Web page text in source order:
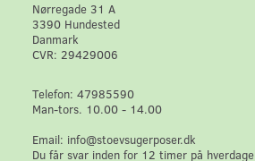
Nørregade 31 A
3390 Hundested
Danmark
CVR: 29429006
Telefon: 47985590
Man-tors. 10.00 - 14.00
Email: info@stoevsugerposer.dk
Du får svar inden for 12 timer på hverdage